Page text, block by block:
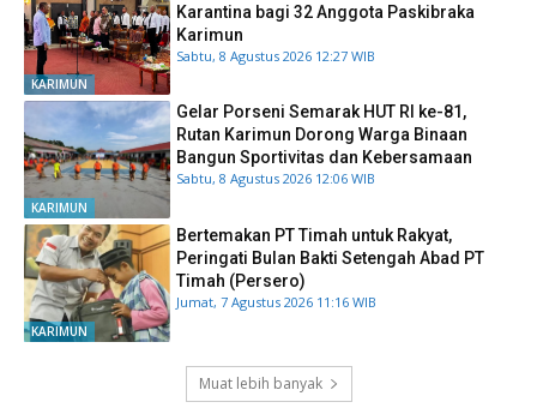
KARIMUN
Karantina bagi 32 Anggota Paskibraka
Karimun
Sabtu, 8 Agustus 2026 12:27 WIB
KARIMUN
Gelar Porseni Semarak HUT RI ke-81,
Rutan Karimun Dorong Warga Binaan
Bangun Sportivitas dan Kebersamaan
Sabtu, 8 Agustus 2026 12:06 WIB
KARIMUN
Bertemakan PT Timah untuk Rakyat,
Peringati Bulan Bakti Setengah Abad PT
Timah (Persero)
Jumat, 7 Agustus 2026 11:16 WIB
Muat lebih banyak